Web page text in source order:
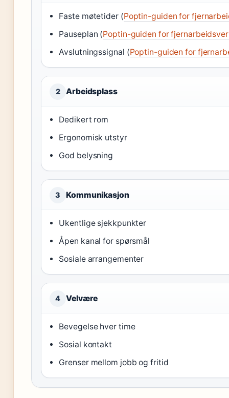
Faste møtetider (Poptin-guiden for
Pauseplan (Poptin-guiden for
Avslutningssignal (Poptin-guiden for
2 Arbeidsplass
Dedikert rom
Ergonomisk utstyr
God belysning
3 Kommunikasjon
Ukentlige sjekkpunkter
Åpen kanal for spørsmål
Sosiale arrangementer
4 Velvære
Bevegelse hver time
Sosial kontakt
Grenser mellom jobb og fritid